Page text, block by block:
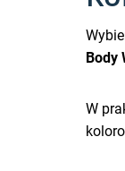
Body
W